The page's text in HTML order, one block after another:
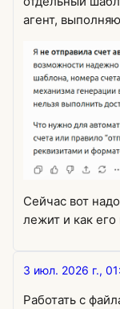
агент,
Сейчас вот
лежит и как его
3 июл. 2026 г.,
Работать с